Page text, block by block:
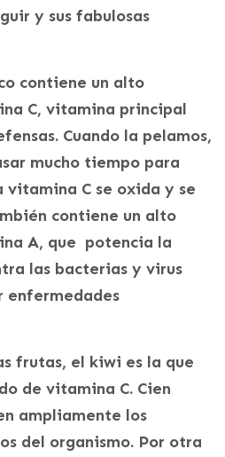
y sus fabulosas
contiene un alto
C, vitamina principal
Cuando la pelamos,
mucho tiempo para
vitamina C se oxida y se
contiene un alto
A, que potencia la
las bacterias y virus
enfermedades
frutas, el kiwi es la que
de vitamina C. Cien
ampliamente los
del organismo. Por otra